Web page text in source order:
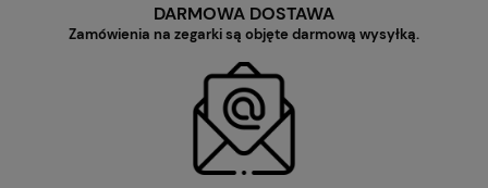
DARMOWA DOSTAWA
Zamówienia na zegarki są objęte darmową wysyłką.